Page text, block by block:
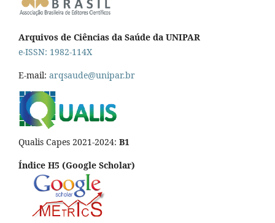
Arquivos de Ciências da Saúde da UNIPAR
e-ISSN: 1982-114X
E-mail: arqsaude@unipar.br
Qualis Capes 2021-2024: B1
Índice H5 (Google Scholar)